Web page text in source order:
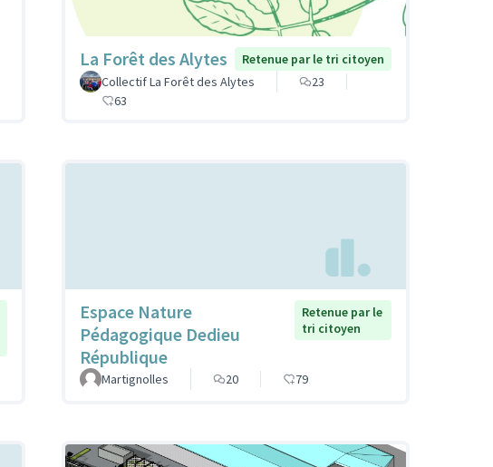
La Forêt des Alytes
Retenue par le tri citoyen
Collectif La Forêt des Alytes
23
63
Espace Nature
Pédagogique Dedieu
République
Retenue par le
tri citoyen
Martignolles 20 79